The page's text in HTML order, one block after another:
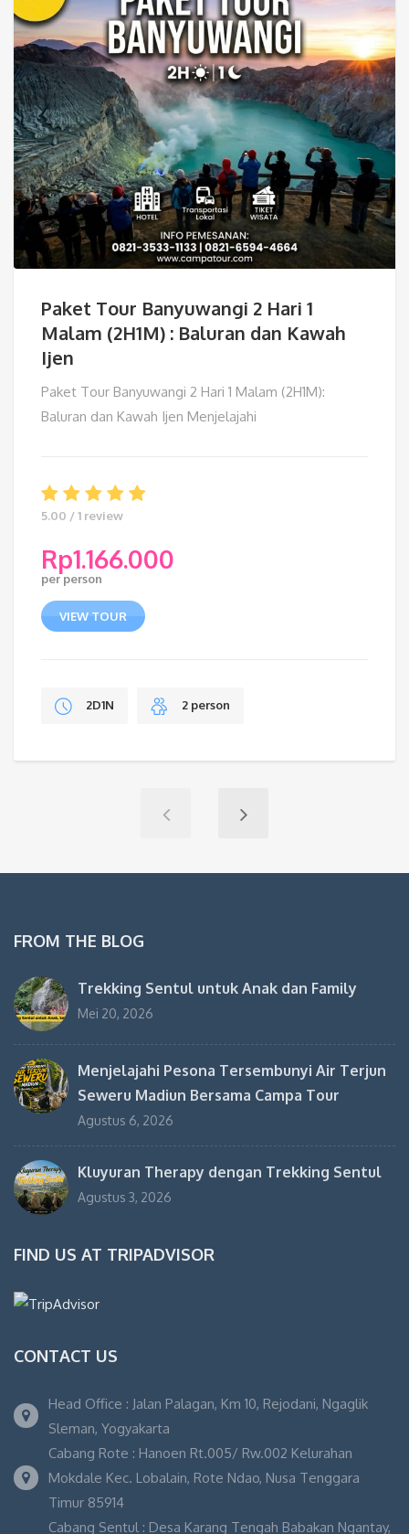
Paket Tour Banyuwangi 2 Hari 1
Malam (2H1M) : Baluran dan Kawah
Ijen
Paket Tour Banyuwangi 2 Hari 1 Malam (2H1M):
Baluran dan Kawah Ijen Menjelajahi
5.00 / 1 review
Rp1.166.000
per person
VIEW TOUR
2D1N 2 person
FROM THE BLOG
Trekking Sentul untuk Anak dan Family
Mei 20, 2026
Menjelajahi Pesona Tersembunyi Air Terjun
Seweru Madiun Bersama Campa Tour
Agustus 6, 2026
Kluyuran Therapy dengan Trekking Sentul
Agustus 3, 2026
FIND US AT TRIPADVISOR
CONTACT US
Head Office : Jalan Palagan, Km 10, Rejodani, Ngaglik
Sleman, Yogyakarta
Cabang Rote : Hanoen Rt.005/ Rw.002 Kelurahan
Mokdale Kec. Lobalain, Rote Ndao, Nusa Tenggara
Timur 85914
Cabang Sentul : Desa Karang Tengah Babakan Ngantay,